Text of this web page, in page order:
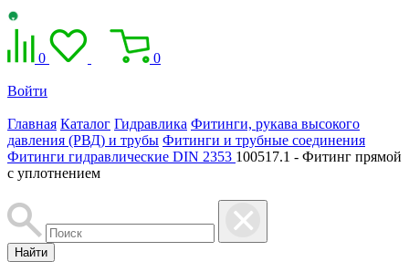
0 0
Войти
Главная Каталог Гидравлика Фитинги, рукава высокого
давления (РВД) и трубы Фитинги и трубные соединения
Фитинги гидравлические DIN 2353 100517.1 - Фитинг прямой
с уплотнением
Найти